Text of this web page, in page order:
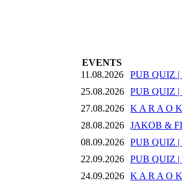
EVENTS
11.08.2026
PUB QUIZ |
25.08.2026
PUB QUIZ |
27.08.2026
K A R A O
28.08.2026
JAKOB &
08.09.2026
PUB QUIZ |
22.09.2026
PUB QUIZ |
24.09.2026
K A R A O